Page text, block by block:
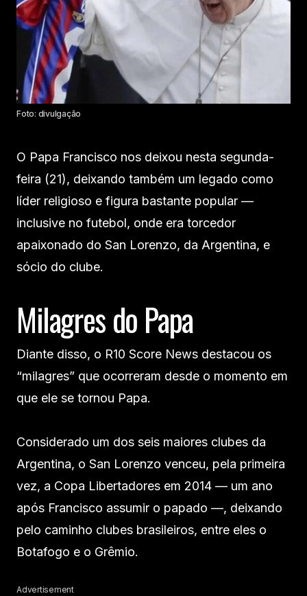
Foto: divulgação
O Papa Francisco nos deixou nesta segunda-
feira (21), deixando também um legado como
líder religioso e figura bastante popular —
inclusive no futebol, onde era torcedor
apaixonado do San Lorenzo, da Argentina, e
sócio do clube.
Milagres do Papa
Diante disso, o R10 Score News destacou os
“milagres” que ocorreram desde o momento em
que ele se tornou Papa.
Considerado um dos seis maiores clubes da
Argentina, o San Lorenzo venceu, pela primeira
vez, a Copa Libertadores em 2014 — um ano
após Francisco assumir o papado —, deixando
pelo caminho clubes brasileiros, entre eles o
Botafogo e o Grêmio.
Advertisement